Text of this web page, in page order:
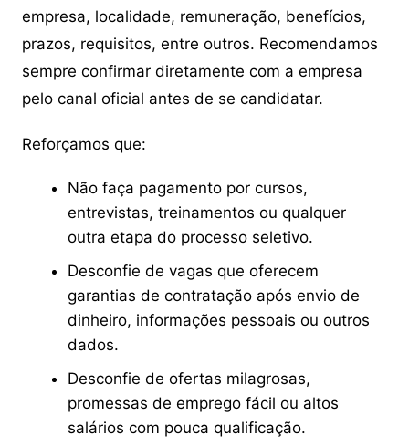
empresa, localidade, remuneração, benefícios,
prazos, requisitos, entre outros. Recomendamos
sempre confirmar diretamente com a empresa
pelo canal oficial antes de se candidatar.
Reforçamos que:
Não faça pagamento por cursos,
entrevistas, treinamentos ou qualquer
outra etapa do processo seletivo.
Desconfie de vagas que oferecem
garantias de contratação após envio de
dinheiro, informações pessoais ou outros
dados.
Desconfie de ofertas milagrosas,
promessas de emprego fácil ou altos
salários com pouca qualificação.